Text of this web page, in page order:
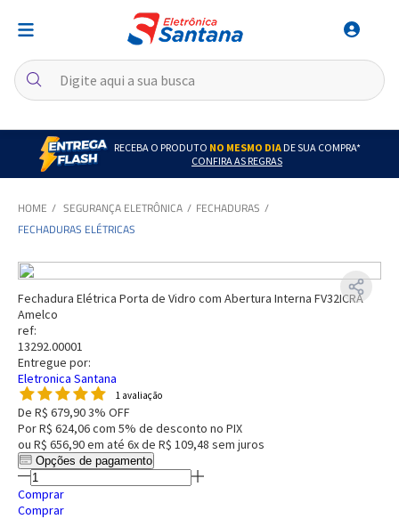
RECEBA O PRODUTO NO MESMO DIADE SUA COMPRA*
CONFIRA AS REGRAS
SEGURANÇA ELETRÔNICA
FECHADURAS
FECHADURAS ELÉTRICAS
Fechadura Elétrica Porta de Vidro com Abertura Interna FV32ICRA
Amelco
ref:
13292.00001
Entregue por:
Eletronica Santana
1 avaliação
De R$ 679,903% OFF
PorR$ 624,06com 5% de desconto no PIX
ou R$ 656,90em até 6x de R$ 109,48 sem juros
Opções de pagamento
Comprar
Comprar